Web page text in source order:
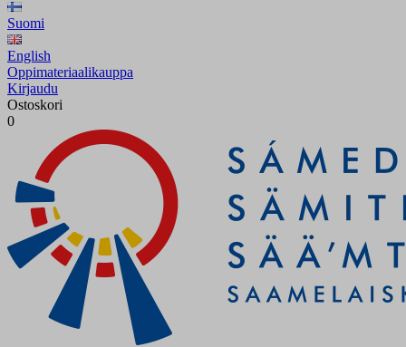
Suomi
English
Oppimateriaalikauppa
Kirjaudu
Ostoskori
0